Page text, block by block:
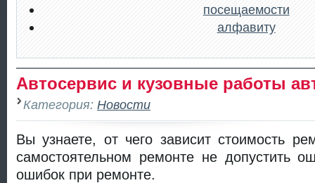
посещаемости
алфавиту
Автосервис и кузовные работы
Категория: Новости
Вы узнаете, от чего зависит стоимость
самостоятельном ремонте не допустить
ошибок при ремонте.